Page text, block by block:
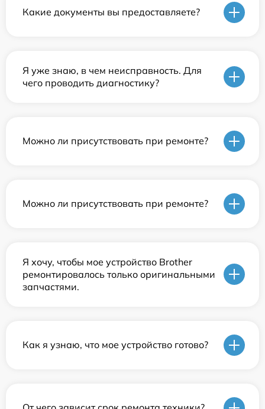
Какие документы вы предоставляете?
Я уже знаю, в чем неисправность. Для
чего проводить диагностику?
Можно ли присутствовать при ремонте?
Можно ли присутствовать при ремонте?
Я хочу, чтобы мое устройство Brother
ремонтировалось только оригинальными
запчастями.
Как я узнаю, что мое устройство готово?